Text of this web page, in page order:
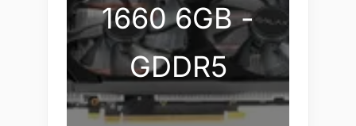
1660 6GB -
GDDR5